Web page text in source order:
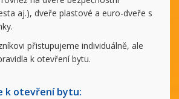
aj.), dveře plastové a euro-dveře s
přistupujeme individuálně, ale
k otevření bytu.
k otevření bytu: